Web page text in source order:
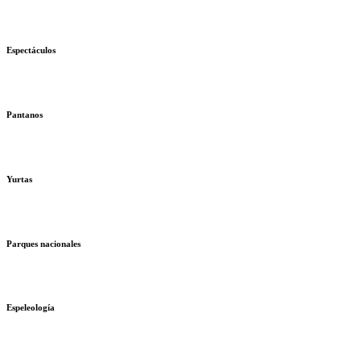
Espectáculos
Pantanos
Yurtas
Parques nacionales
Espeleología